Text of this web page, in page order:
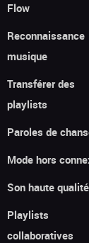
Flow
Reconnaissance
musique
Transférer des
playlists
Paroles de
Mode hors
Son haute
Playlists
collaboratives